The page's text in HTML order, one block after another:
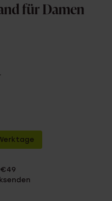
für Damen
€49